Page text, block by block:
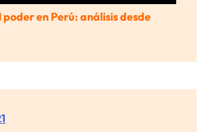
poder en Perú: análisis desde